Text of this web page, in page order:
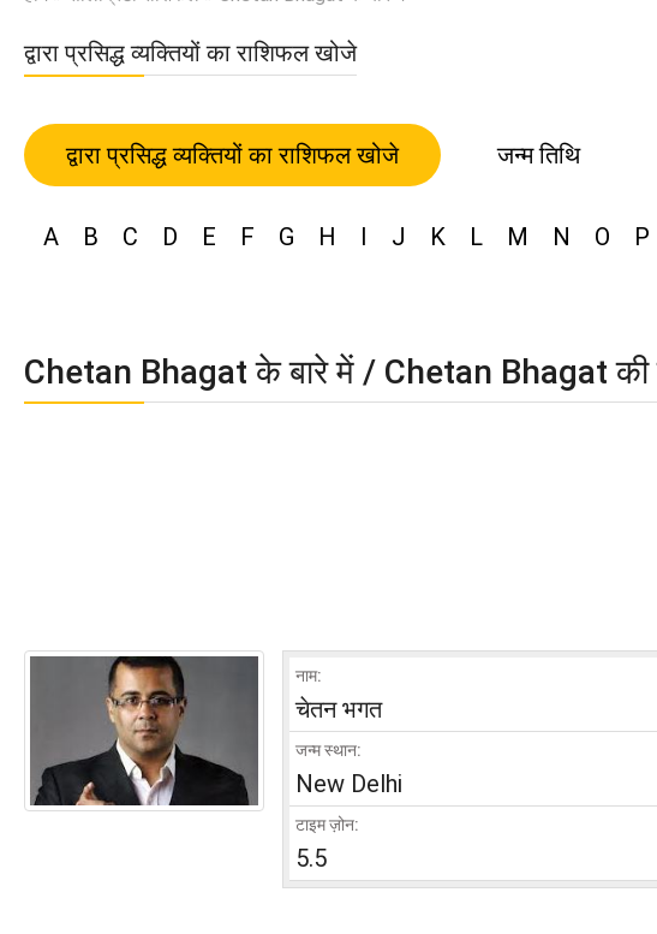
द्वारा प्रसिद्ध व्यक्तियों का राशिफल खोजे
द्वारा प्रसिद्ध व्यक्तियों का राशिफल खोजे जन्म तिथि
A B C D E F G H I J K L M N O P
Chetan Bhagat के बारे में / Chetan Bhagat की
नाम:
चेतन भगत
जन्म स्थान:
New Delhi
टाइम ज़ोन:
5.5